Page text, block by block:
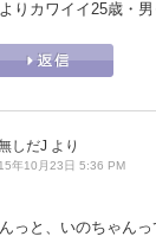
りカワイイ25歳・
しだJ より
年10月23日 5:36 PM
っと、いのちゃん